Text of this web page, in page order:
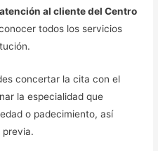
atención al cliente del Centro
todos los servicios
concertar la cita con el
la especialidad que
o padecimiento, así